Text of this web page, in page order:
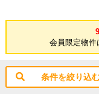
会員限定物件
条件を絞り込